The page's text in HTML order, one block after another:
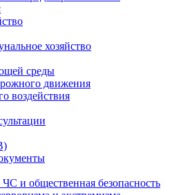
хозяйство
среды
движения
воздействия
и общественная безопасность